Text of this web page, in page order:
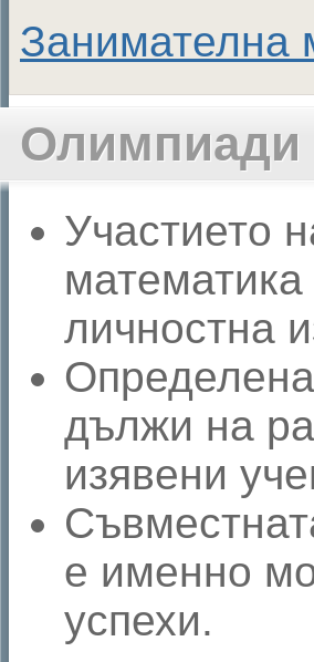
Занимателна
Олимпиади
Участието
личностна
Определена
дължи на
изявени
е именно
успехи.